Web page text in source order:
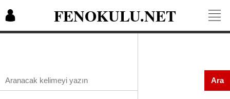
FENOKULU.NET
Ara